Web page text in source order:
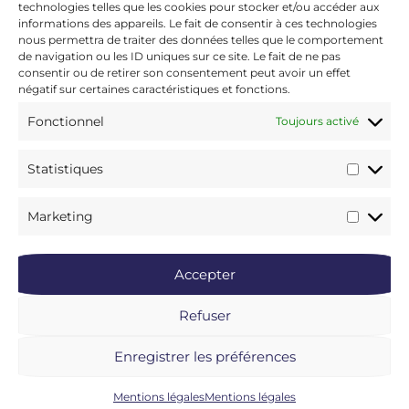
technologies telles que les cookies pour stocker et/ou accéder aux
informations des appareils. Le fait de consentir à ces technologies
nous permettra de traiter des données telles que le comportement
de navigation ou les ID uniques sur ce site. Le fait de ne pas
consentir ou de retirer son consentement peut avoir un effet
négatif sur certaines caractéristiques et fonctions.
Fonctionnel Toujours activé
Statistiques
Marketing
Accepter
Refuser
Enregistrer les préférences
Mentions légalesMentions légales
65
Suivez-
nous
Facebook
Instagram
Linkedin
site
Mentions
légales
Politique de
Conditions
de vente
engagements
Chauffeur
Privé
Bordeaux
&
Aquitaine
Chauffeur
PACA
Protection
Organisation
mesure
Aeroport
de Nice
avec
Chauffeur
CM2C
49 Rue de Ponthieu,
75008 Paris
+33 1 89 47 00 14